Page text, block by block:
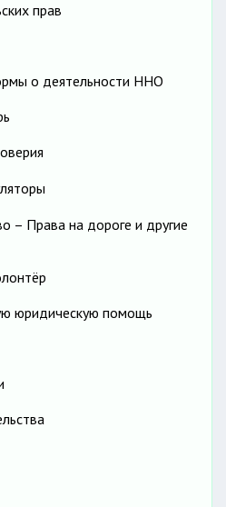
прав
о деятельности ННО
– Права на дороге и другие
юридическую помощь